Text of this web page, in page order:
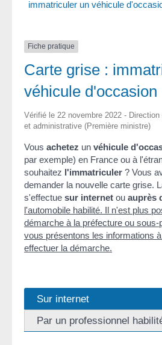
immatriculer un véhicule
Fiche pratique
Carte grise :
véhicule d'occasion
Vérifié le 22 novembre 2022 -
et administrative (Première ministre)
Vous achetez un véhicule
par exemple) en France ou à
souhaitez l'immatriculer ? Vous
demander la nouvelle carte grise.
s'effectue sur internet ou auprès
l'automobile habilité. Il n'est plus
démarche à la préfecture ou sous-
vous présentons les informations
effectuer la démarche.
Sur internet
Par un professionnel